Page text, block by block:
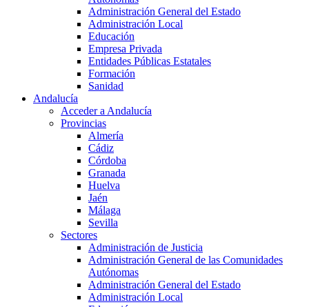
Administración General del Estado
Administración Local
Educación
Empresa Privada
Entidades Públicas Estatales
Formación
Sanidad
Andalucía
Acceder a Andalucía
Provincias
Almería
Cádiz
Córdoba
Granada
Huelva
Jaén
Málaga
Sevilla
Sectores
Administración de Justicia
Administración General de las Comunidades
Autónomas
Administración General del Estado
Administración Local